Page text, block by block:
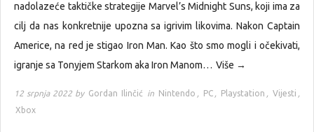
nadolazeće taktičke strategije Marvel’s Midnight Suns, koji ima za
cilj da nas konkretnije upozna sa igrivim likovima. Nakon Captain
Americe, na red je stigao Iron Man. Kao što smo mogli i očekivati,
igranje sa Tonyjem Starkom aka Iron Manom… Više →
12 srpnja 2022 by Gordan Ilinčić in Nintendo , PC , Playstation , Vijesti ,
Xbox